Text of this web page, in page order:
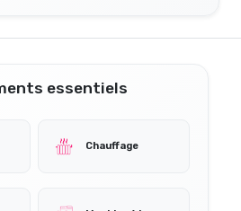
essentiels
Chauffage